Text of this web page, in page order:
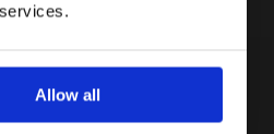
Allow all
Προστασίας